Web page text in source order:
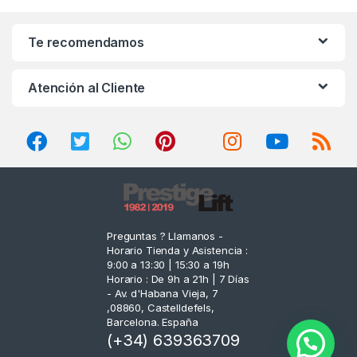
a
Te recomendamos
Atención al Cliente
Preguntas ? Llamanos -
Horario Tienda y Asistencia :
9:00 a 13:30 | 15:30 a 19h
Horario : De 9h a 21h | 7 Días
- Av. d'Habana Vieja, 7
,08860, Castelldefels,
Barcelona. España
(+34) 639363709